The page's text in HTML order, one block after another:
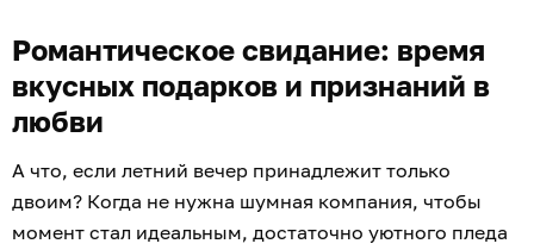
Романтическое свидание: время
вкусных подарков и признаний в
любви
А что, если летний вечер принадлежит только
двоим? Когда не нужна шумная компания, чтобы
момент стал идеальным, достаточно уютного пледа